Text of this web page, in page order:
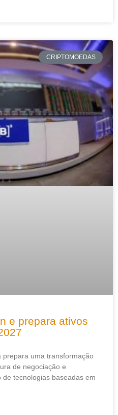
CRIPTOMOEDAS
e prepara ativos
prepara uma transformação
de negociação e
tecnologias baseadas em